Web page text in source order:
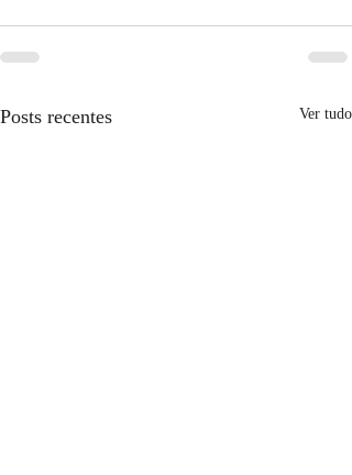
Posts recentes Ver tudo